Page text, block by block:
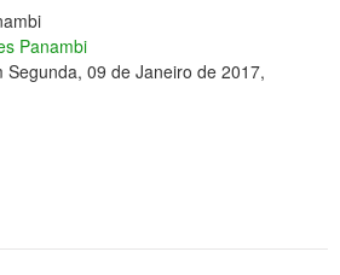
Panambi
Segunda, 09 de Janeiro de 2017,